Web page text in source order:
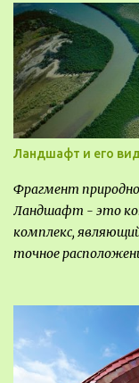
Ландшафт и его
Фрагмент
Ландшафт - это
комплекс,
точное
видом
используют в
для